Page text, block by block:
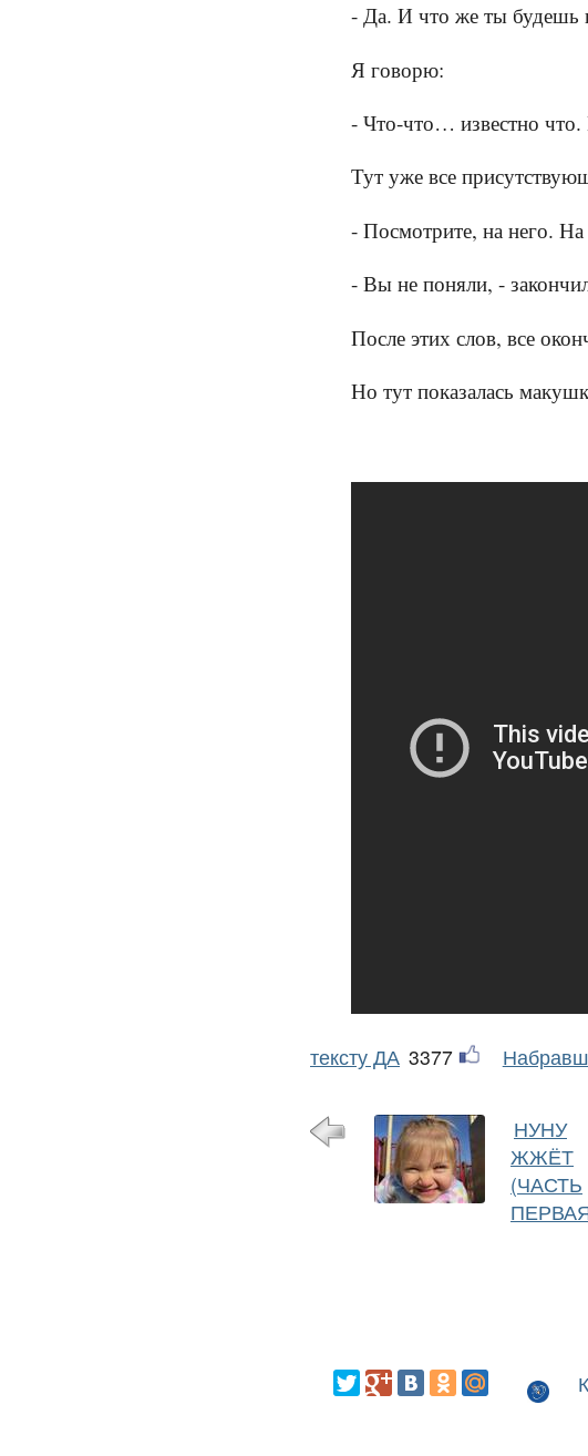
- Да. И что же ты будешь
Я говорю:
- Что-что… известно
Тут уже все
- Посмотрите, на него. На
- Вы не поняли, -
После этих слов, все
Но тут показалась
тексту ДА 3377
НУНУ
ЖЖЁТ
(ЧАСТЬ